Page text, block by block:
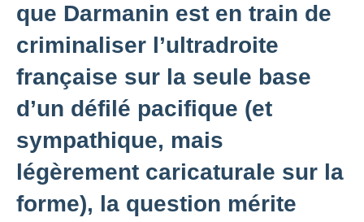
que Darmanin est en train de
criminaliser l’ultradroite
française sur la seule base
d’un défilé pacifique (et
sympathique, mais
légèrement caricaturale sur la
forme), la question mérite